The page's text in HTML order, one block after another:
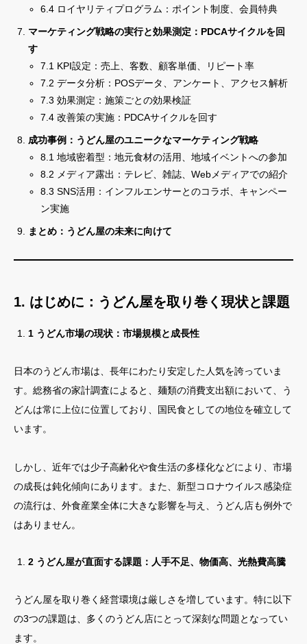
6.4 ロイヤリティプログラム：ポイント制度、会員特典
マーケティング戦略の実行と効果測定：PDCAサイクルを回
す
7.1 KPI設定：売上、客数、顧客単価、リピート率
7.2 データ分析：POSデータ、アンケート、アクセス解析
7.3 効果測定：施策ごとの効果検証
7.4 改善策の実施：PDCAサイクルを回す
成功事例：うどん屋のユニークなマーケティング戦略
8.1 地域密着型：地元食材の活用、地域イベントへの参加
8.2 メディア露出：テレビ、雑誌、Webメディアでの紹介
8.3 SNS活用：インフルエンサーとのコラボ、キャンペー
ン実施
まとめ：うどん屋の未来に向けて
1. はじめに：うどん屋を取り巻く現状と課題
1 うどん市場の現状：市場規模と成長性
日本のうどん市場は、長年にわたり安定した人気を誇っていま
す。総務省の家計調査によると、麺類の消費支出額において、う
どんは常に上位に位置しており、国民食としての地位を確立して
います。
しかし、近年では少子高齢化や食生活の多様化などにより、市場
の成長は鈍化傾向にあります。また、新型コロナウイルス感染症
の流行は、外食産業全体に大きな影響を与え、うどん店も例外で
はありません。
2 うどん屋が直面する課題：人手不足、物価高、光熱費高騰
うどん屋を取り巻く経営環境は厳しさを増しています。特に以下
の3つの課題は、多くのうどん店にとって深刻な問題となってい
ます。